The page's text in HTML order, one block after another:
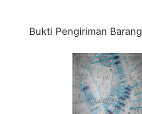
Bukti Pengiriman Barang